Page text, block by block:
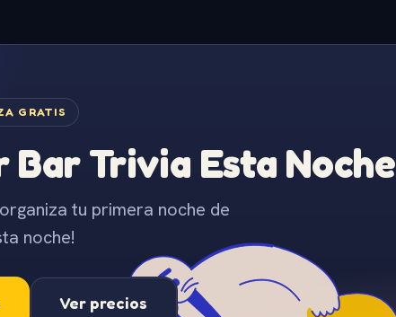
GRATIS
Bar Trivia Esta Noche
tu primera noche de
noche!
Ver precios